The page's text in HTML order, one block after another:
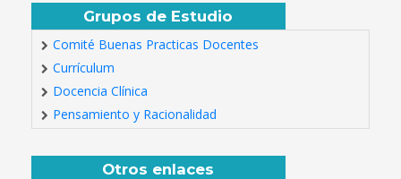
Grupos de Estudio
Comité Buenas Practicas Docentes
Currículum
Docencia Clínica
Pensamiento y Racionalidad
Otros enlaces